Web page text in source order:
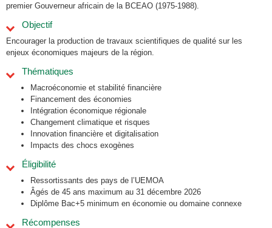
premier Gouverneur africain de la BCEAO (1975-1988).
Objectif
Encourager la production de travaux scientifiques de qualité sur les
enjeux économiques majeurs de la région.
Thématiques
Macroéconomie et stabilité financière
Financement des économies
Intégration économique régionale
Changement climatique et risques
Innovation financière et digitalisation
Impacts des chocs exogènes
Éligibilité
Ressortissants des pays de l’UEMOA
Âgés de 45 ans maximum au 31 décembre 2026
Diplôme Bac+5 minimum en économie ou domaine connexe
Récompenses